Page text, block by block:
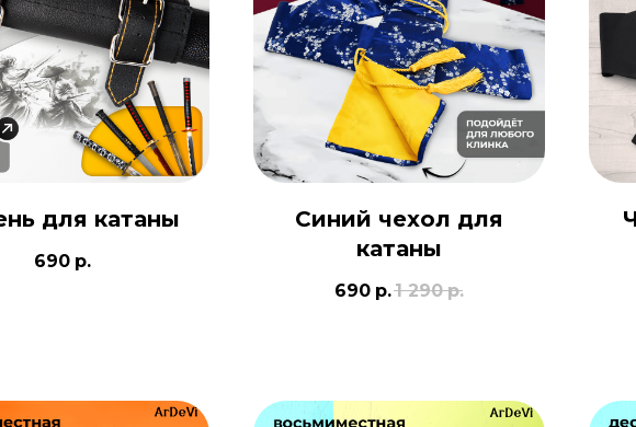
для катаны
690 р.
Синий чехол для
катаны
690 р.1 290 р.